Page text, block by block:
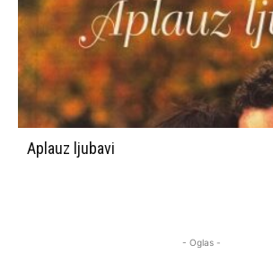
Aplauz ljubavi
- Oglas -